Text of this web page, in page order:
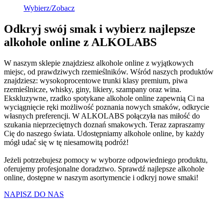
Wybierz/Zobacz
Odkryj swój smak i wybierz najlepsze
alkohole online z ALKOLABS
W naszym sklepie znajdziesz alkohole online z wyjątkowych
miejsc, od prawdziwych rzemieślników. Wśród naszych produktów
znajdziesz: wysokoprocentowe trunki klasy premium, piwa
rzemieślnicze, whisky, giny, likiery, szampany oraz wina.
Ekskluzywne, rzadko spotykane alkohole online zapewnią Ci na
wyciągnięcie ręki możliwość poznania nowych smaków, odkrycie
własnych preferencji. W ALKOLABS połączyła nas miłość do
szukania nieprzeciętnych doznań smakowych. Teraz zapraszamy
Cię do naszego świata. Udostępniamy alkohole online, by każdy
mógł udać się w tę niesamowitą podróż!
Jeżeli potrzebujesz pomocy w wyborze odpowiedniego produktu,
oferujemy profesjonalne doradztwo. Sprawdź najlepsze alkohole
online, dostępne w naszym asortymencie i odkryj nowe smaki!
NAPISZ DO NAS